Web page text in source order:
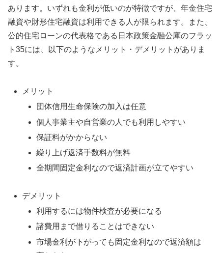
あります。いずれも金利が低いのが特徴ですが、年金住宅
融資や財形住宅融資は利用できる人が限られます。また、
公的住宅ローンの代表格である日本政策金融公庫のフラッ
ト35には、以下のようなメリット・デメリットがありま
す。
メリット
団体信用生命保険の加入は任意
個人事業主や自営業の人でも利用しやすい
保証料がかからない
繰り上げ返済手数料が無料
全期間固定金利なので返済計画が立てやすい
デメリット
利用するには物件検査が必要になる
諸費用まで借りることはできない
市場金利が下がっても固定金利なので返済額は